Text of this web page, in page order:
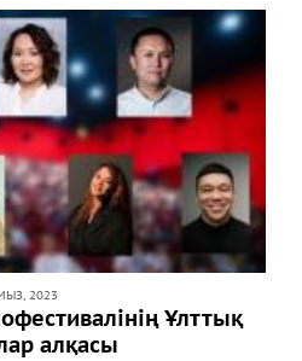
2023
Ұлттық
алқасы